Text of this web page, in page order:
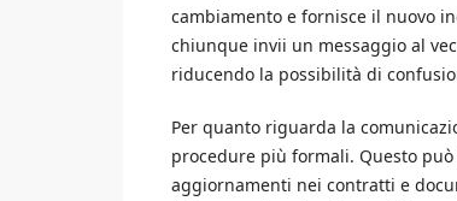
cambiamento e fornisce il nuovo
chiunque invii un messaggio al
riducendo la possibilità di
Per quanto riguarda la
procedure più formali. Questo
aggiornamenti nei contratti e